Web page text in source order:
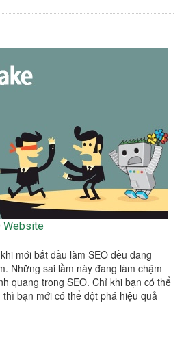
Website
mới bắt đầu làm SEO đều đang
Những sai lầm này đang làm chậm
quang trong SEO. Chỉ khi bạn có thể
bạn mới có thể đột phá hiệu quả